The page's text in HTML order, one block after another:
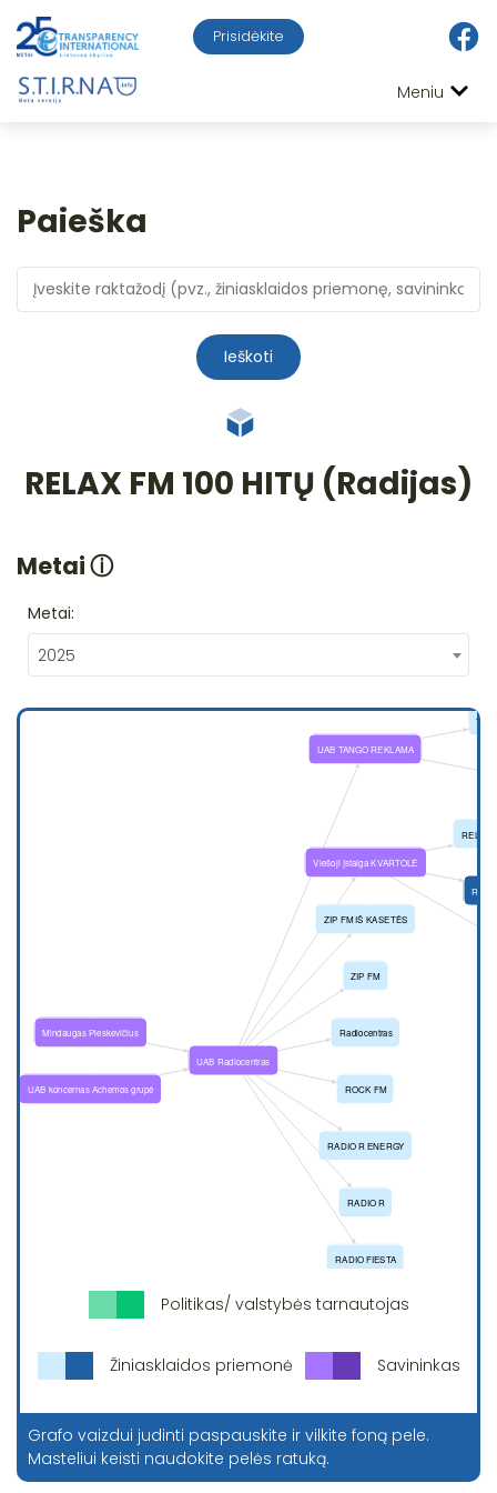
Prisidėkite
Meniu
Paieška
Ieškoti
RELAX FM 100 HITŲ (Radijas)
Metaiⓘ
Metai:
2025
Politikas/ valstybės tarnautojas
Žiniasklaidos priemonė Savininkas
Grafo vaizdui judinti paspauskite ir vilkite foną pele.
Masteliui keisti naudokite pelės ratuką.